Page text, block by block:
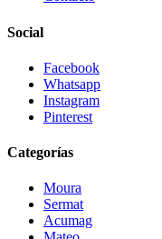
Social
Facebook
Whatsapp
Instagram
Pinterest
Categorías
Moura
Sermat
Acumag